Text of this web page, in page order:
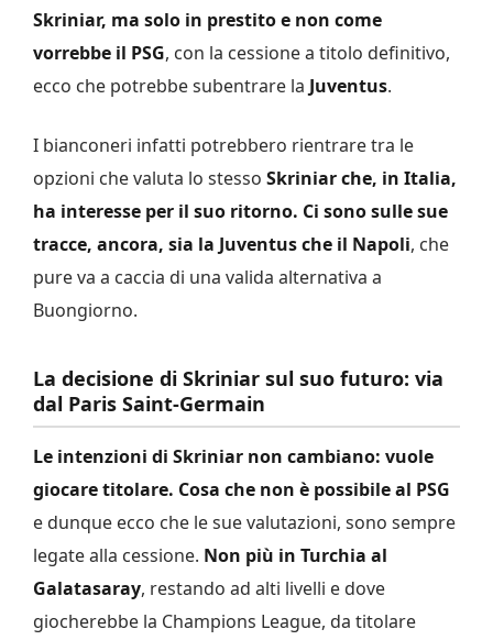
Skriniar, ma solo in prestito e non come
vorrebbe il PSG, con la cessione a titolo definitivo,
ecco che potrebbe subentrare la Juventus.
I bianconeri infatti potrebbero rientrare tra le
opzioni che valuta lo stesso Skriniar che, in Italia,
ha interesse per il suo ritorno. Ci sono sulle sue
tracce, ancora, sia la Juventus che il Napoli, che
pure va a caccia di una valida alternativa a
Buongiorno.
La decisione di Skriniar sul suo futuro: via
dal Paris Saint-Germain
Le intenzioni di Skriniar non cambiano: vuole
giocare titolare. Cosa che non è possibile al PSG
e dunque ecco che le sue valutazioni, sono sempre
legate alla cessione. Non più in Turchia al
Galatasaray, restando ad alti livelli e dove
giocherebbe la Champions League, da titolare